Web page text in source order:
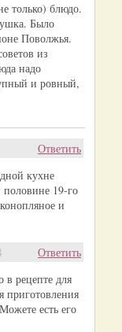
только) блюдо.
Было
Поволжья.
из
надо
и ровный,
Ответить
кухне
половине 19-го
и
Ответить
в рецепте для
приготовления
есть его